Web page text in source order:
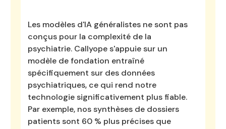
Les modèles d'IA généralistes ne sont pas
conçus pour la complexité de la
psychiatrie. Callyope s'appuie sur un
modèle de fondation entraîné
spécifiquement sur des données
psychiatriques, ce qui rend notre
technologie significativement plus fiable.
Par exemple, nos synthèses de dossiers
patients sont 60 % plus précises que